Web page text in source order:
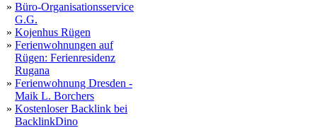
» Büro-Organisationsservice
G.G.
» Kojenhus Rügen
» Ferienwohnungen auf
Rügen: Ferienresidenz
Rugana
» Ferienwohnung Dresden -
Maik L. Borchers
» Kostenloser Backlink bei
BacklinkDino